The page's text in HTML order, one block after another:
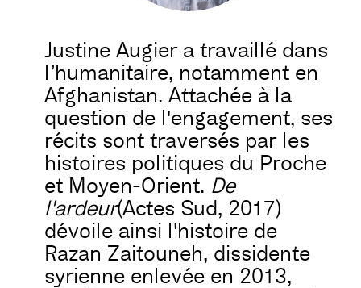
Justine Augier a travaillé dans
l’humanitaire, notamment en
Afghanistan. Attachée à la
question de l'engagement, ses
récits sont traversés par les
histoires politiques du Proche
et Moyen-Orient. De
l'ardeur(Actes Sud, 2017)
dévoile ainsi l'histoire de
Razan Zaitouneh, dissidente
syrienne enlevée en 2013,